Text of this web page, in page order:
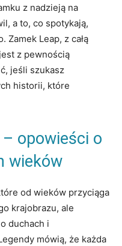
‍z nadzieją ‌na
a to, co ​spotykają,
Zamek Leap, z całą
⁤z‌ pewnością
jeśli szukasz⁢
historii,⁤ które
opowieści o
​wieków
od wieków ‍przyciąga‌
krajobrazu, ‍ale
duchach ⁤i
mówią, że każda